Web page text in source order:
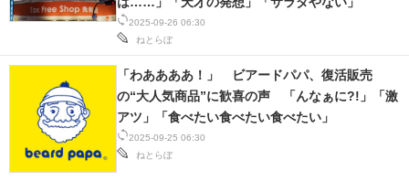
2025-09-26 06:30
ねとらぼ
2025-09-25 06:30
ねとらぼ
「わああああ！」 ビアードパパ、復活販売
の“大人気商品”に歓喜の声 「んなぁに?!」「激
アツ」「食べたい食べたい食べたい」